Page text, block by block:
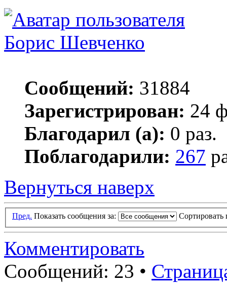
Борис Шевченко
Сообщений: 31884
Зарегистрирован: 24
Благодарил (а): 0 раз.
Поблагодарили: 267
Вернуться наверх
Пред. Показать сообщения за: Сортировать
Комментировать
Сообщений: 23 •